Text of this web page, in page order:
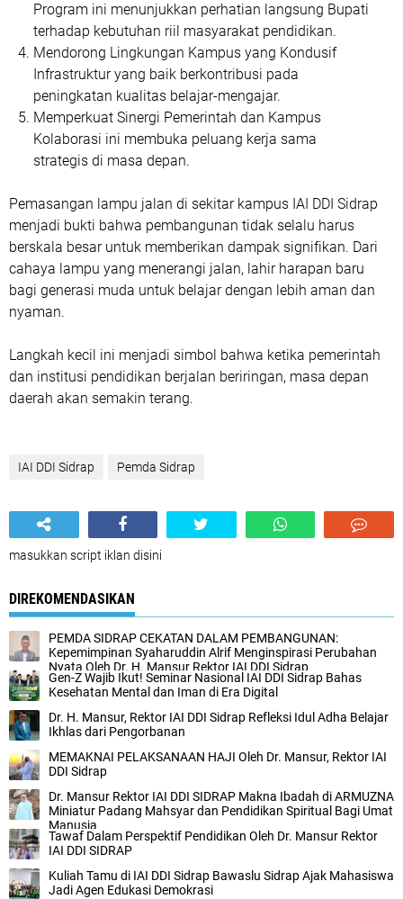
Program ini menunjukkan perhatian langsung Bupati
terhadap kebutuhan riil masyarakat pendidikan.
Mendorong Lingkungan Kampus yang Kondusif
Infrastruktur yang baik berkontribusi pada
peningkatan kualitas belajar-mengajar.
Memperkuat Sinergi Pemerintah dan Kampus
Kolaborasi ini membuka peluang kerja sama
strategis di masa depan.
Pemasangan lampu jalan di sekitar kampus IAI DDI Sidrap
menjadi bukti bahwa pembangunan tidak selalu harus
berskala besar untuk memberikan dampak signifikan. Dari
cahaya lampu yang menerangi jalan, lahir harapan baru
bagi generasi muda untuk belajar dengan lebih aman dan
nyaman.
Langkah kecil ini menjadi simbol bahwa ketika pemerintah
dan institusi pendidikan berjalan beriringan, masa depan
daerah akan semakin terang.
IAI DDI Sidrap Pemda Sidrap
masukkan script iklan disini
DIREKOMENDASIKAN
PEMDA SIDRAP CEKATAN DALAM PEMBANGUNAN:
Kepemimpinan Syaharuddin Alrif Menginspirasi Perubahan
Nyata Oleh Dr. H. Mansur Rektor IAI DDI Sidrap
Gen-Z Wajib Ikut! Seminar Nasional IAI DDI Sidrap Bahas
Kesehatan Mental dan Iman di Era Digital
Dr. H. Mansur, Rektor IAI DDI Sidrap Refleksi Idul Adha Belajar
Ikhlas dari Pengorbanan
MEMAKNAI PELAKSANAAN HAJI Oleh Dr. Mansur, Rektor IAI
DDI Sidrap
Dr. Mansur Rektor IAI DDI SIDRAP Makna Ibadah di ARMUZNA
Miniatur Padang Mahsyar dan Pendidikan Spiritual Bagi Umat
Manusia
Tawaf Dalam Perspektif Pendidikan Oleh Dr. Mansur Rektor
IAI DDI SIDRAP
Kuliah Tamu di IAI DDI Sidrap Bawaslu Sidrap Ajak Mahasiswa
Jadi Agen Edukasi Demokrasi